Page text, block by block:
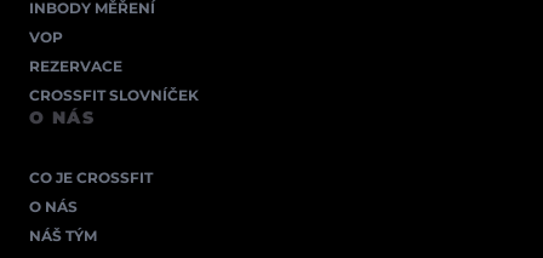
INBODY MĚŘENÍ
VOP
REZERVACE
CROSSFIT SLOVNÍČEK
O NÁS
CO JE CROSSFIT
O NÁS
NÁŠ TÝM